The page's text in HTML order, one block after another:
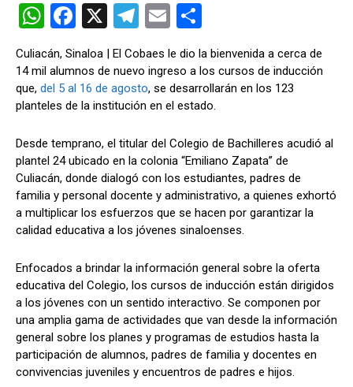
W
h
at
s
A
p
p
F
a
ce
b
o
o
k
X
T
el
e
gr
a
m
E
m
ail
o
m
p
ar
tir
Culiacán, Sinaloa | El Cobaes le dio la bienvenida a cerca de
14 mil alumnos de nuevo ingreso a los cursos de inducción
que, del 5 al 16 de agosto, se desarrollarán en los 123
planteles de la institución en el estado.
Desde temprano, el titular del Colegio de Bachilleres acudió al
plantel 24 ubicado en la colonia “Emiliano Zapata” de
Culiacán, donde dialogó con los estudiantes, padres de
familia y personal docente y administrativo, a quienes exhortó
a multiplicar los esfuerzos que se hacen por garantizar la
calidad educativa a los jóvenes sinaloenses.
Enfocados a brindar la información general sobre la oferta
educativa del Colegio, los cursos de inducción están dirigidos
a los jóvenes con un sentido interactivo. Se componen por
una amplia gama de actividades que van desde la información
general sobre los planes y programas de estudios hasta la
participación de alumnos, padres de familia y docentes en
convivencias juveniles y encuentros de padres e hijos.